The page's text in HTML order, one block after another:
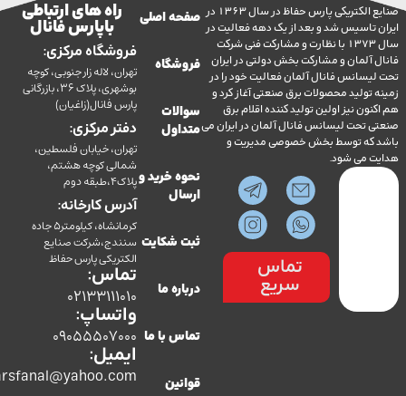
صنایع الکتریکی پارس حفاظ در سال 1363 در
شد و بعد از یک دهه فعالیت در
سال 1373 با نظارت و مشارکت فنی شرکت
و مشارکت بخش دولتی در ایران
فانال آلمان فعالیت خود را در
محصولات برق صنعتی آغاز کرد و
نیز اولین تولید کننده اقلام برق
لیسانس فانال آلمان در ایران می
توسط بخش خصوصی مدیریت و
می شود.
تماس
سریع
صفحه اصلی
فروشگاه
سوالات
متداول
نحوه خرید و
ثبت شکایت
درباره ما
تماس با ما
قوانین
راه های ارتباطی
با پارس فانال
فروشگاه مرکزی:
تهران، لاله زار جنوبی، کوچه
بوشهری، پلاک 36، بازرگانی
پارس فانال(زاغیان)
دفتر مرکزی:
تهران، خیابان فلسطین،
شمالی کوچه هشتم،
پلاک4،طبقه دوم
آدرس کارخانه:
کرمانشاه، کیلومتر5 جاده
سنندج،شرکت صنایع
الکتریکی پارس حفاظ
تماس:
02133111010
واتساپ:
09055507000
ایمیل:
co.parsfanal@yahoo.com